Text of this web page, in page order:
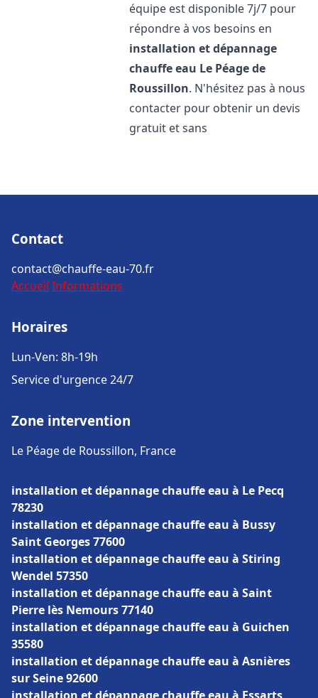
équipe est disponible 7j/7 pour
répondre à vos besoins en
installation et dépannage
chauffe eau Le Péage de
Roussillon. N'hésitez pas à nous
contacter pour obtenir un devis
gratuit et sans
Contact
contact@chauffe-eau-70.fr
Accueil Informations
Horaires
Lun-Ven: 8h-19h
Service d'urgence 24/7
Zone intervention
Le Péage de Roussillon, France
installation et dépannage chauffe eau à Le Pecq
78230
installation et dépannage chauffe eau à Bussy
Saint Georges 77600
installation et dépannage chauffe eau à Stiring
Wendel 57350
installation et dépannage chauffe eau à Saint
Pierre lès Nemours 77140
installation et dépannage chauffe eau à Guichen
35580
installation et dépannage chauffe eau à Asnières
sur Seine 92600